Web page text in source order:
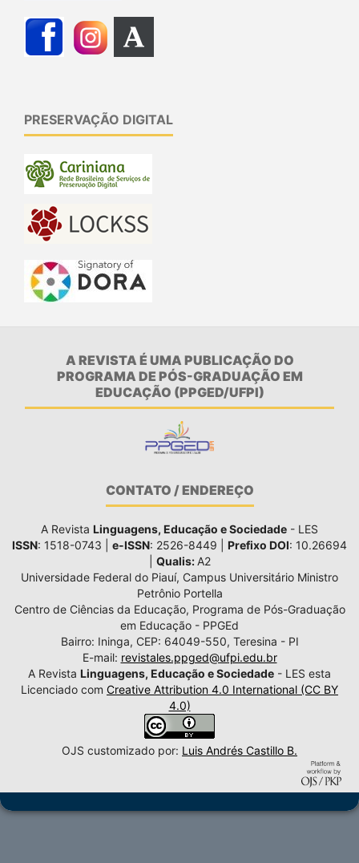
PRESERVAÇÃO DIGITAL
A REVISTA É UMA PUBLICAÇÃO DO
PROGRAMA DE PÓS-GRADUAÇÃO EM
EDUCAÇÃO (PPGED/UFPI)
CONTATO / ENDEREÇO
A Revista Linguagens, Educação e Sociedade - LES
ISSN: 1518-0743 | e-ISSN: 2526-8449 | Prefixo DOI: 10.26694
Qualis: A2
Universidade Federal do Piauí, Campus Universitário Ministro
Petrônio Portella
Centro de Ciências da Educação, Programa de Pós-Graduação
em Educação - PPGEd
Bairro: Ininga, CEP: 64049-550, Teresina - PI
E-mail: revistales.ppged@ufpi.edu.br
A Revista Linguagens, Educação e Sociedade - LES esta
Licenciado com Creative Attribution 4.0 International (CC BY
4.0)
OJS customizado por: Luis Andrés Castillo B.